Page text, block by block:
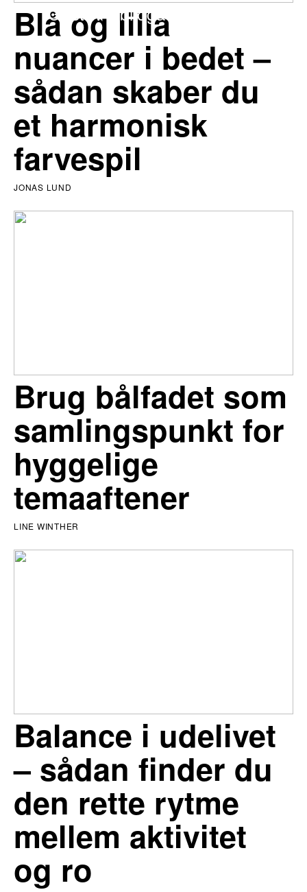
Gustav Abildgaard
Blå og lilla
nuancer i bedet –
sådan skaber du
et harmonisk
farvespil
JONAS LUND
Brug bålfadet som
samlingspunkt for
hyggelige
temaaftener
LINE WINTHER
Balance i udelivet
– sådan finder du
den rette rytme
mellem aktivitet
og ro